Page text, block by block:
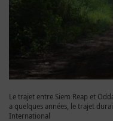
Le trajet entre Siem Reap et
a quelques années, le trajet
International